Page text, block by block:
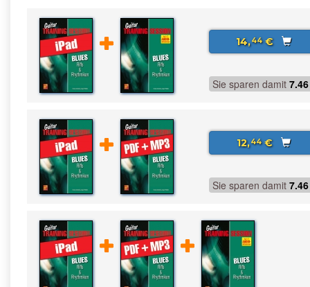
14,44€
Sie sparen damit 7.46
12,44€
Sie sparen damit 7.46